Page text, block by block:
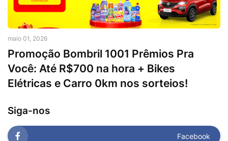
maio 01, 2026
Promoção Bombril 1001 Prêmios Pra
Você: Até R$700 na hora + Bikes
Elétricas e Carro 0km nos sorteios!
Siga-nos
Facebook